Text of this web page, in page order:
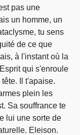
pas une
un homme, un
tu sens
de ce que
à l'instant où la
qui s'enroule
Il t'apaise.
plein les
Sa souffrance te
lui une sorte de
Eleison.